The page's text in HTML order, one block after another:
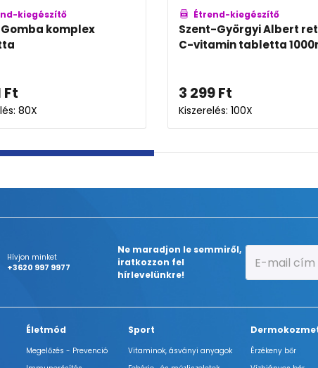
Étrend-kiegészítő
BioCo Rutin 50mg + 100mg C-
Kiszerelés: 90X
Étrend-
BioCo
tabletta
Kiszerelés: 60X
Hívjon minket
+3620 997 9977
Ne maradjon le semmiről,
iratkozzon fel
hírlevelünkre!
Életmód
Megelőzés - Prevenció
Sport
Vitaminok, ásványi anyagok
Érzékeny bőr